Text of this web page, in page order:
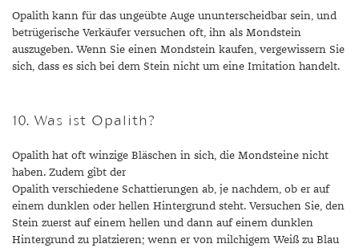
Opalith kann für das ungeübte Auge ununterscheidbar sein, und
betrügerische Verkäufer versuchen oft, ihn als Mondstein
auszugeben. Wenn Sie einen Mondstein kaufen, vergewissern Sie
sich, dass es sich bei dem Stein nicht um eine Imitation handelt.
10. Was ist Opalith?
Opalith hat oft winzige Bläschen in sich, die Mondsteine nicht
haben. Zudem gibt der
Opalith verschiedene Schattierungen ab, je nachdem, ob er auf
einem dunklen oder hellen Hintergrund steht. Versuchen Sie, den
Stein zuerst auf einem hellen und dann auf einem dunklen
Hintergrund zu platzieren; wenn er von milchigem Weiß zu Blau